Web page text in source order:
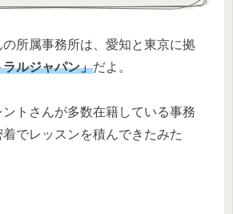
所属事務所は、愛知と東京に拠
ラルジャパン」だよ。
トさんが多数在籍している事務
でレッスンを積んできたみた